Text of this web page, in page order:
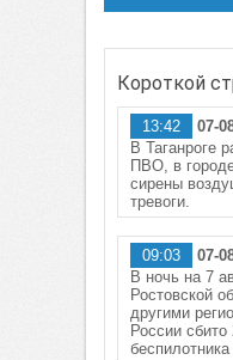
Короткой
13:42
07-
В Таганроге
ПВО, в
сирены
тревоги.
09:03
07-
В ночь на 7
Ростовской
другими
России сбито